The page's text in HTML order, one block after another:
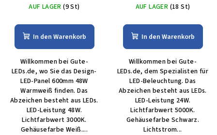
AUF LAGER(9 St)
In den Warenkorb
Willkommen bei Gute-
LEDs.de, wo Sie das Design-
LED-Panel 600mm 48W
Warmweiß finden. Das
Abzeichen besteht aus LEDs.
LED-Leistung 48W.
Lichtfarbwert 3000K.
Gehäusefarbe Weiß....
AUF LAGER (18 St)
In den Warenkorb
Willkommen bei Gute-
LEDs.de, dem Spezialisten für
LED-Beleuchtung. Das
Abzeichen besteht aus LEDs.
LED-Leistung 24W.
Lichtfarbwert 5000K.
Gehäusefarbe Schwarz.
Lichtstrom...